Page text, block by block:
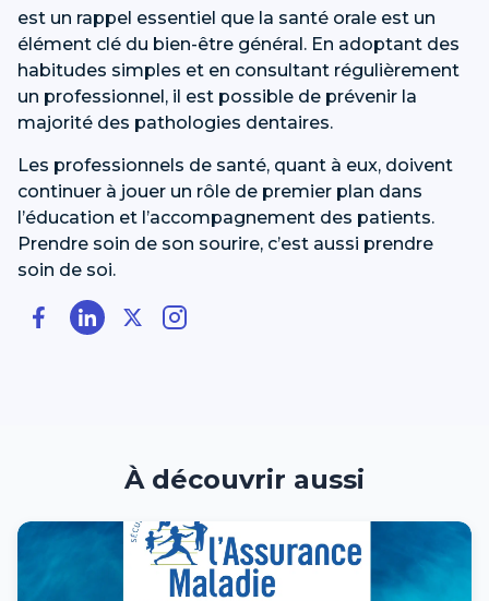
est un rappel essentiel que la santé orale est un
élément clé du bien-être général. En adoptant des
habitudes simples et en consultant régulièrement
un professionnel, il est possible de prévenir la
majorité des pathologies dentaires.
Les professionnels de santé, quant à eux, doivent
continuer à jouer un rôle de premier plan dans
l’éducation et l’accompagnement des patients.
Prendre soin de son sourire, c’est aussi prendre
soin de soi.
À découvrir aussi